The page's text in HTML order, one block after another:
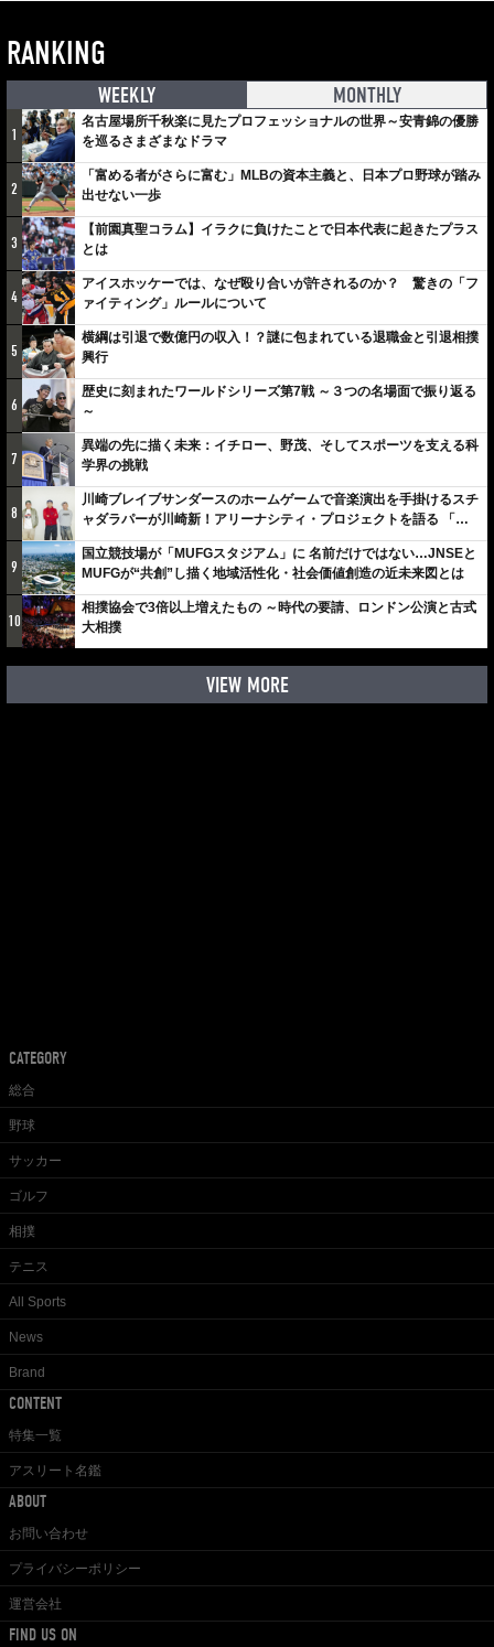
RANKING
WEEKLY MONTHLY
1
名古屋場所千秋楽に見たプロフェッショナルの世界～安青錦の優勝
を巡るさまざまなドラマ
2
「富める者がさらに富む」MLBの資本主義と、日本プロ野球が踏み
出せない一歩
3
【前園真聖コラム】イラクに負けたことで日本代表に起きたプラス
とは
4
アイスホッケーでは、なぜ殴り合いが許されるのか？ 驚きの「フ
ァイティング」ルールについて
5
横綱は引退で数億円の収入！？謎に包まれている退職金と引退相撲
興行
6
歴史に刻まれたワールドシリーズ第7戦 ～３つの名場面で振り返る
～
7
異端の先に描く未来：イチロー、野茂、そしてスポーツを支える科
学界の挑戦
8
川崎ブレイブサンダースのホームゲームで音楽演出を手掛けるスチ
ャダラパーが川崎新！アリーナシティ・プロジェクトを語る 「楽
しみでしかないでしょ。川崎は、ずっと成長曲線だから」
9
国立競技場が「MUFGスタジアム」に 名前だけではない…JNSEと
MUFGが“共創”し描く地域活性化・社会価値創造の近未来図とは
10
相撲協会で3倍以上増えたもの ～時代の要請、ロンドン公演と古式
大相撲
VIEW MORE
CATEGORY
総合
野球
サッカー
ゴルフ
相撲
テニス
All Sports
News
Brand
CONTENT
特集一覧
アスリート名鑑
ABOUT
お問い合わせ
プライバシーポリシー
運営会社
FIND US ON